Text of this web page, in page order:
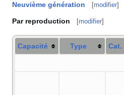
Neuvième génération [modifier]
Par reproduction [modifier]
Capacité Type Cat.